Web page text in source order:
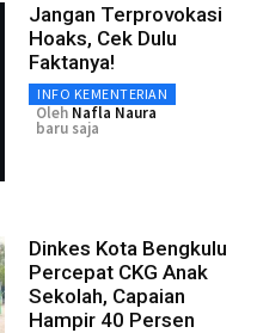
Jangan Terprovokasi
Hoaks, Cek Dulu
Faktanya!
INFO KEMENTERIAN
Oleh Nafla Naura
baru saja
Dinkes Kota Bengkulu
Percepat CKG Anak
Sekolah, Capaian
Hampir 40 Persen